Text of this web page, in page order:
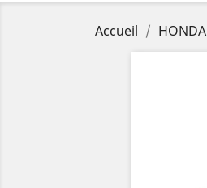
Accueil HONDA